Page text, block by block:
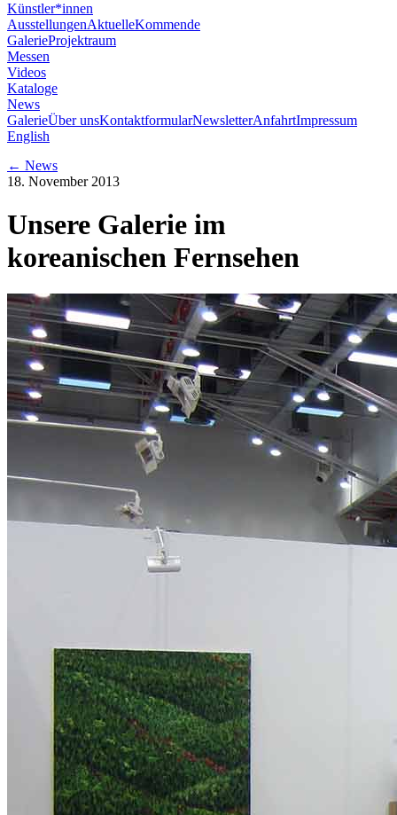
Künstler*innen
AusstellungenAktuelleKommende
GalerieProjektraum
Messen
Videos
Kataloge
News
GalerieÜber unsKontaktformularNewsletterAnfahrtImpressum
English
← News
18. November 2013
Unsere Galerie im
koreanischen Fernsehen